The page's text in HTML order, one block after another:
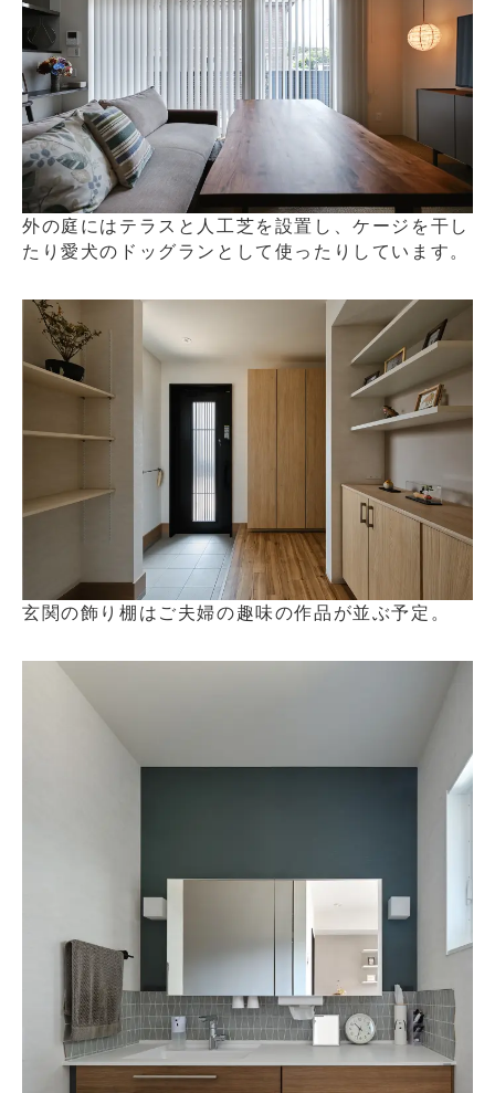
外の庭にはテラスと人工芝を設置し、ケージを干し
たり愛犬のドッグランとして使ったりしています。
玄関の飾り棚はご夫婦の趣味の作品が並ぶ予定。